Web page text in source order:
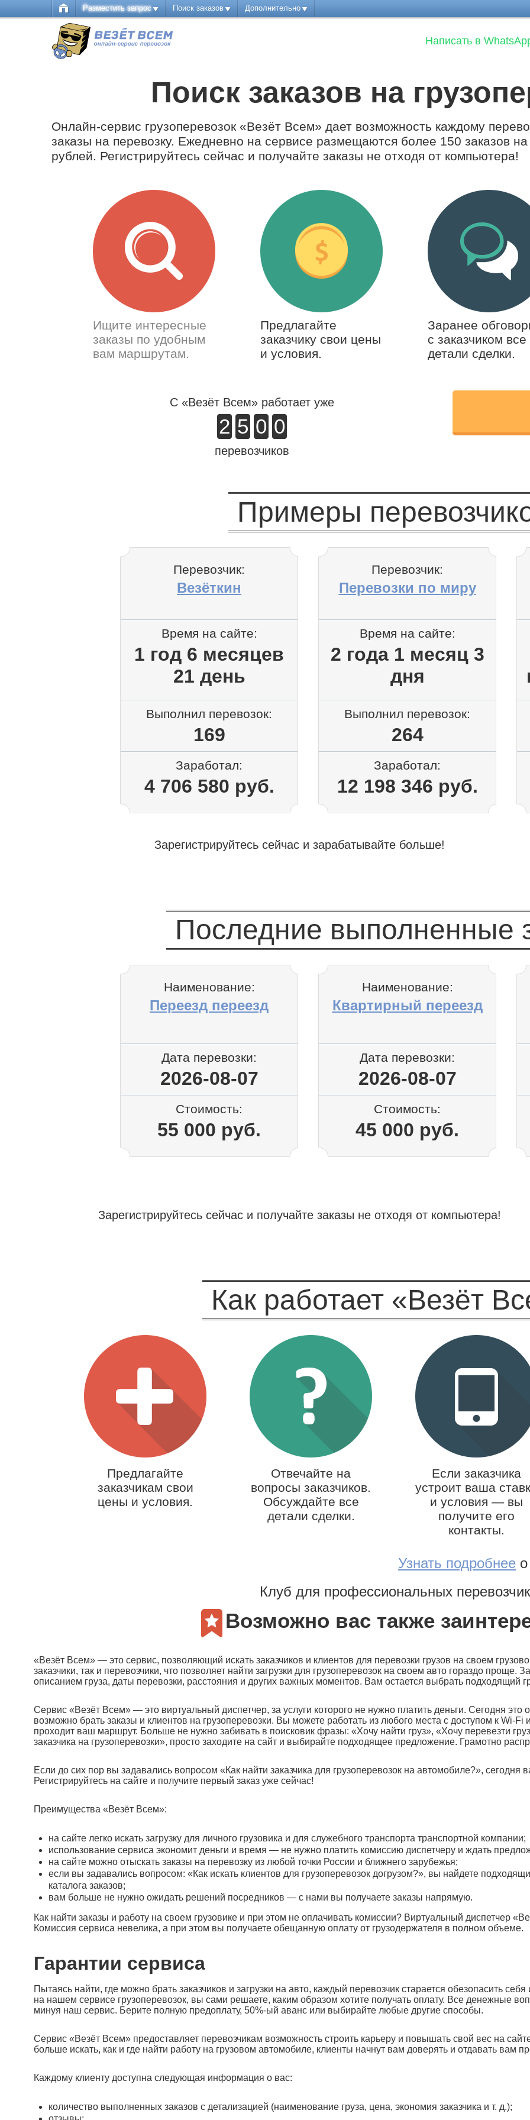
Разместить запрос Поиск заказов Дополнительно
Написать в
Поиск заказов на
Онлайн-сервис грузоперевозок «Везёт Всем» дает возможность каждому
заказы на перевозку. Ежедневно на сервисе размещаются более 150 заказов
рублей. Регистрируйтесь сейчас и получайте заказы не отходя от компьютера!
Ищите интересные
заказы по удобным
вам маршрутам.
Предлагайте
заказчику свои цены
и условия.
Заранее
с заказчиком все
детали сделки.
С «Везёт Всем» работает уже
2 5 0 0
перевозчиков
Примеры
Перевозчик:
Везёткин
Время на сайте:
1 год 6 месяцев
21 день
Выполнил перевозок:
169
Заработал:
4 706 580 руб.
Перевозчик:
Перевозки по миру
Время на сайте:
2 года 1 месяц 3
дня
Выполнил перевозок:
264
Заработал:
12 198 346 руб.
Зарегистрируйтесь сейчас и зарабатывайте больше!
Последние выполненные
Наименование:
Переезд переезд
Дата перевозки:
2026-08-07
Стоимость:
55 000 руб.
Наименование:
Квартирный переезд
Дата перевозки:
2026-08-07
Стоимость:
45 000 руб.
Зарегистрируйтесь сейчас и получайте заказы не отходя от компьютера!
Как работает «Везёт
Предлагайте
заказчикам свои
цены и условия.
Отвечайте на
вопросы заказчиков.
Обсуждайте все
детали сделки.
Если заказчика
устроит ваша
и условия — вы
получите его
контакты.
Узнать подробнее
Клуб для профессиональных
Возможно вас также
«Везёт Всем» — это сервис, позволяющий искать заказчиков и клиентов для перевозки грузов на своем
заказчики, так и перевозчики, что позволяет найти загрузки для грузоперевозок на своем авто гораздо
описанием груза, даты перевозки, расстояния и других важных моментов. Вам остается выбрать подходящий
Сервис «Везёт Всем» — это виртуальный диспетчер, за услуги которого не нужно платить деньги. Сегодня это
возможно брать заказы и клиентов на грузоперевозки. Вы можете работать из любого места с доступом к Wi-Fi
проходит ваш маршрут. Больше не нужно забивать в поисковик фразы: «Хочу найти груз», «Хочу перевезти
заказчика на грузоперевозки», просто заходите на сайт и выбирайте подходящее предложение. Грамотно
Если до сих пор вы задавались вопросом «Как найти заказчика для грузоперевозок на автомобиле?», сегодня
Регистрируйтесь на сайте и получите первый заказ уже сейчас!
Преимущества «Везёт Всем»:
на сайте легко искать загрузку для личного грузовика и для служебного транспорта транспортной компании;
использование сервиса экономит деньги и время — не нужно платить комиссию диспетчеру и ждать
на сайте можно отыскать заказы на перевозку из любой точки России и ближнего зарубежья;
если вы задавались вопросом: «Как искать клиентов для грузоперевозок догрузом?», вы найдете
каталога заказов;
вам больше не нужно ожидать решений посредников — с нами вы получаете заказы напрямую.
Как найти заказы и работу на своем грузовике и при этом не оплачивать комиссии? Виртуальный диспетчер
Комиссия сервиса невелика, а при этом вы получаете обещанную оплату от грузодержателя в полном объеме.
Гарантии сервиса
Пытаясь найти, где можно брать заказчиков и загрузки на авто, каждый перевозчик старается обезопасить
на нашем сервисе грузоперевозок, вы сами решаете, каким образом хотите получать оплату. Все денежные
минуя наш сервис. Берите полную предоплату, 50%-ый аванс или выбирайте любые другие способы.
Сервис «Везёт Всем» предоставляет перевозчикам возможность строить карьеру и повышать свой вес на
больше искать, как и где найти работу на грузовом автомобиле, клиенты начнут вам доверять и отдавать вам
Каждому клиенту доступна следующая информация о вас:
количество выполненных заказов с детализацией (наименование груза, цена, экономия заказчика и т. д.);